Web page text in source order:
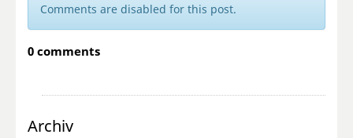
Comments are disabled for this post.
0 comments
Archiv